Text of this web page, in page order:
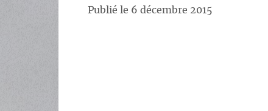
Publié le 6 décembre 2015